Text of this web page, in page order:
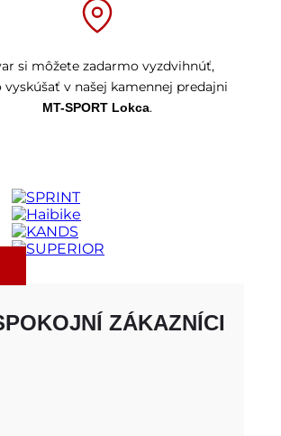
si môžete zadarmo vyzdvihnúť,
vyskúšať v našej kamennej predajni
MT-SPORT Lokca.
ZÁKAZNÍCI